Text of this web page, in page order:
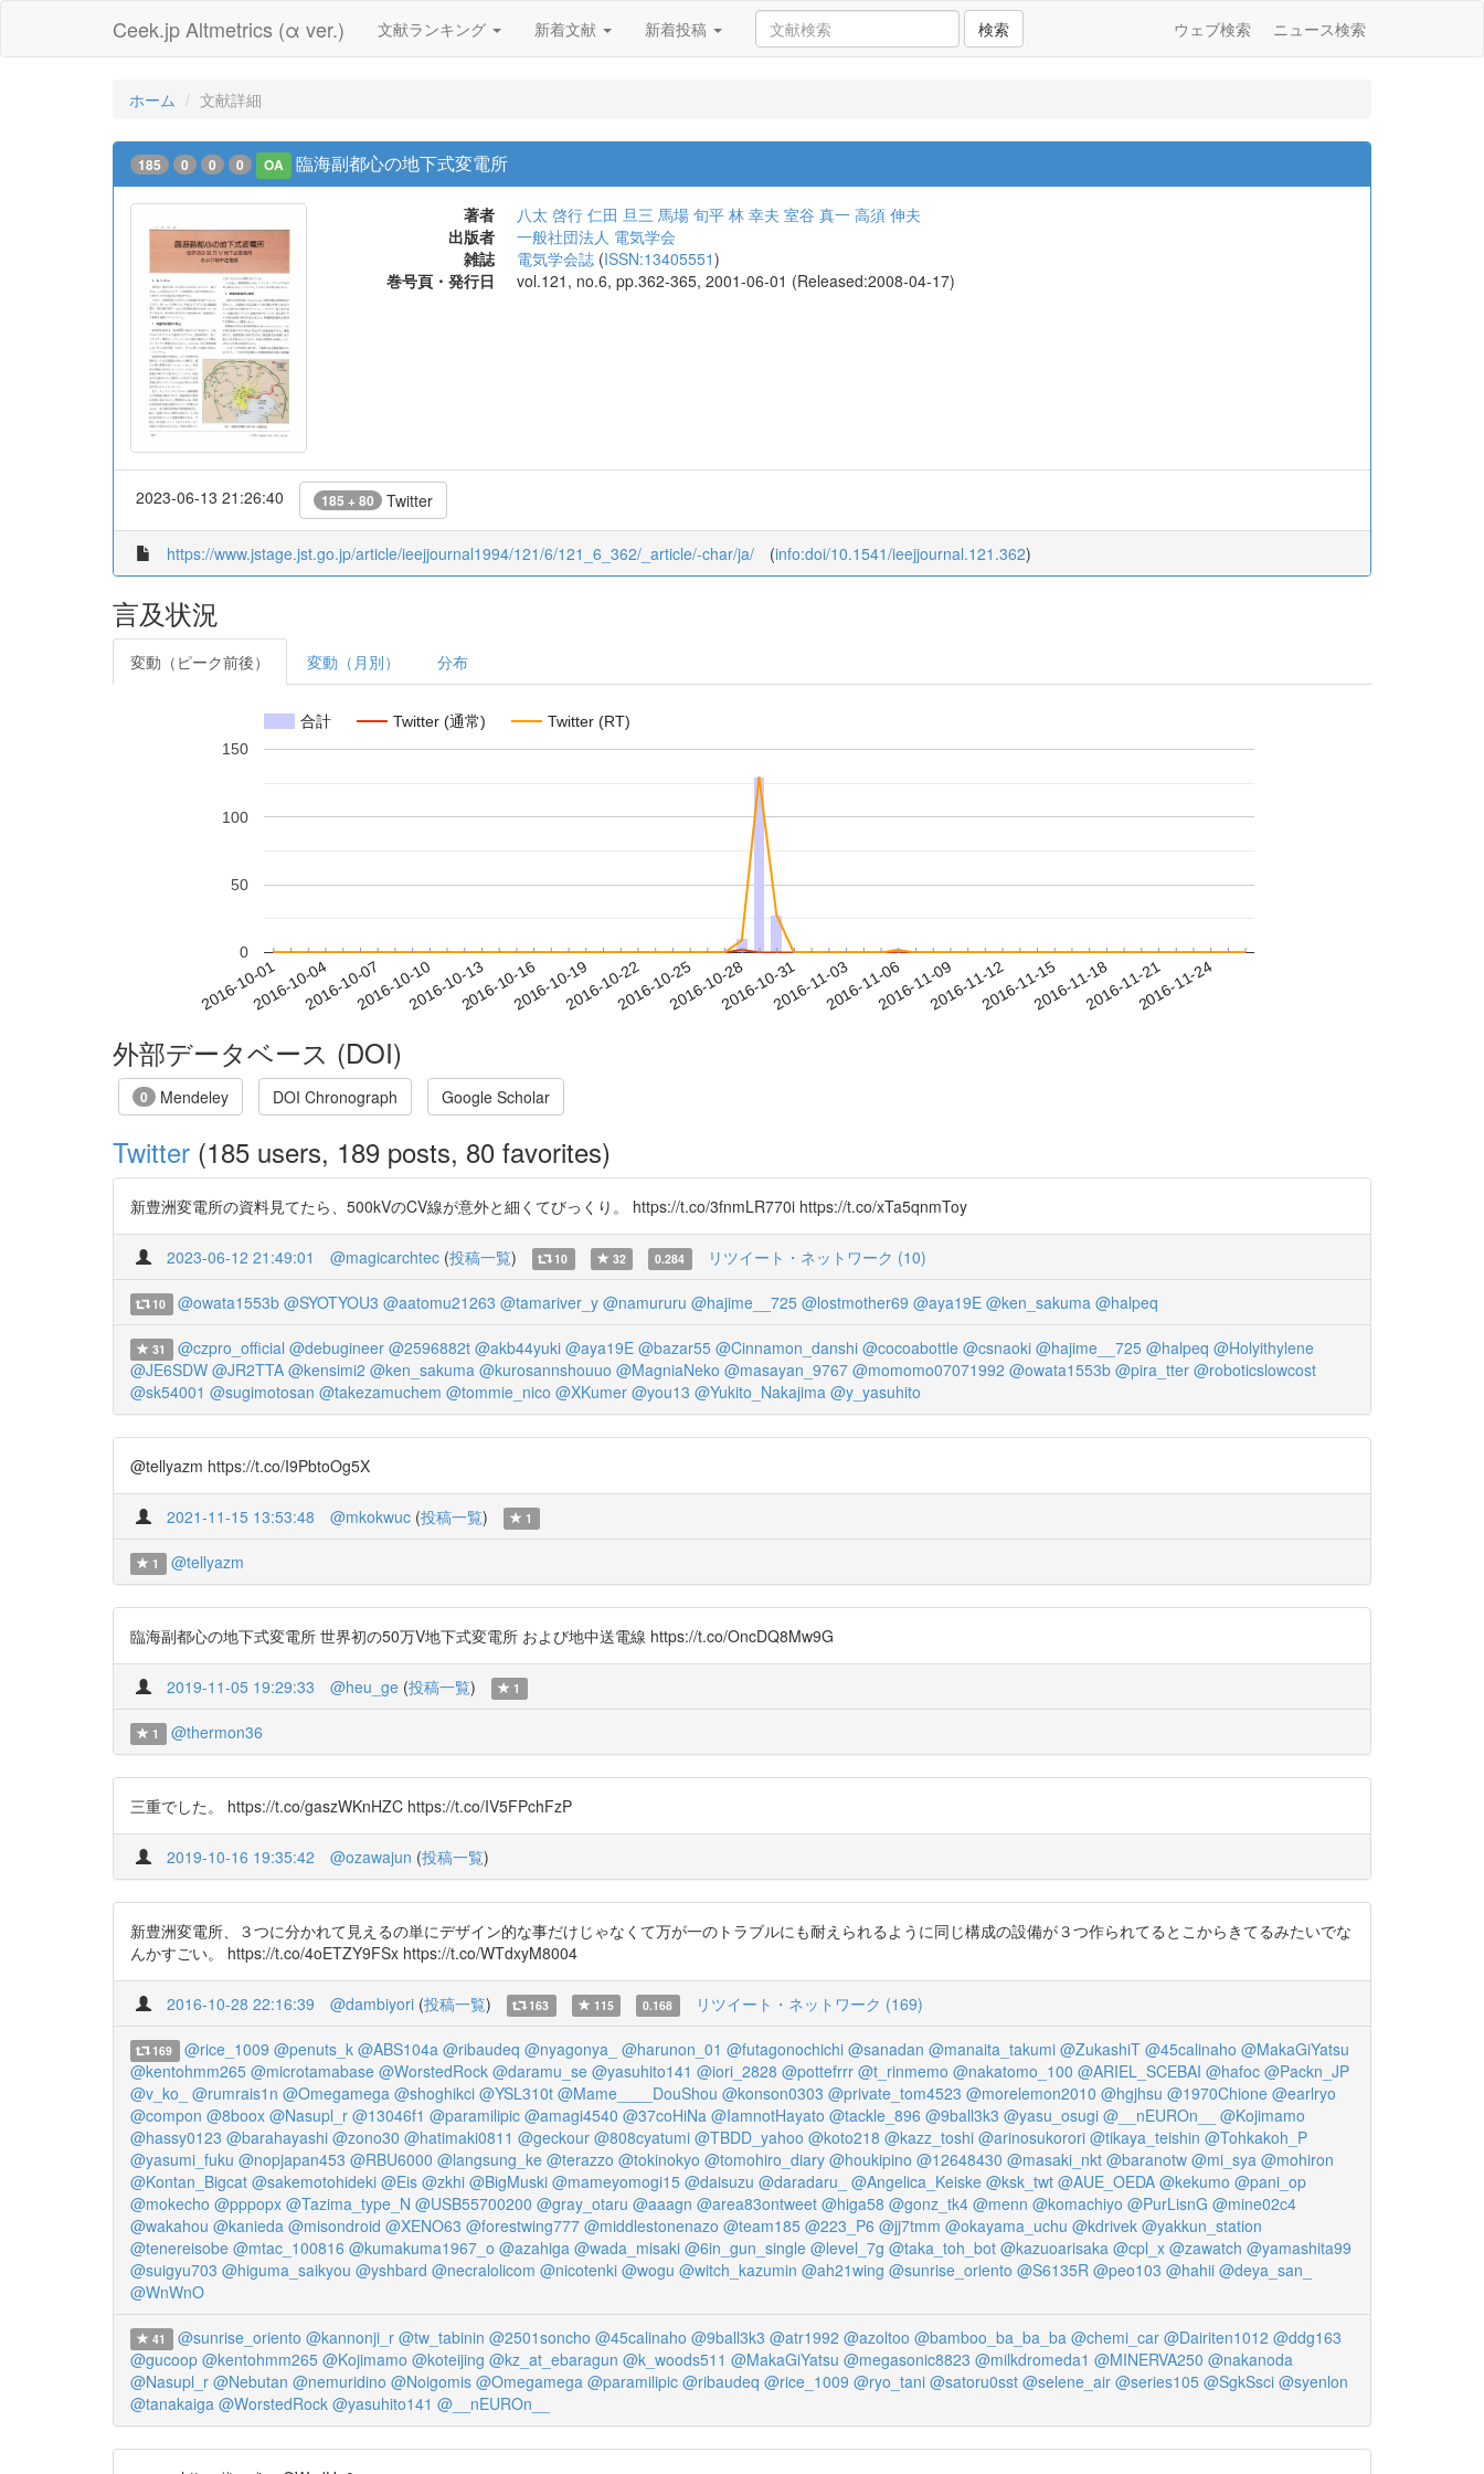
Ceek.jp Altmetrics (α ver.) 文献ランキング 新着文献 新着投稿 検索 ウェブ検索 ニュース検索
ホーム 文献詳細
185 0 0 0 OA 臨海副都心の地下式変電所
著者 八太 啓行 仁田 旦三 馬場 旬平 林 幸夫 室谷 真一 高須 伸夫
出版者
一般社団法人 電気学会
雑誌
電気学会誌 (ISSN:13405551)
巻号頁・発行日
vol.121, no.6, pp.362-365, 2001-06-01 (Released:2008-04-17)
2023-06-13 21:26:40 185 + 80 Twitter
https://www.jstage.jst.go.jp/article/ieejjournal1994/121/6/121_6_362/_article/-char/ja/ (info:doi/10.1541/ieejjournal.121.362)
言及状況
変動（ピーク前後） 変動（月別） 分布
合計 Twitter (通常) Twitter (RT)
2016-10-012016-10-042016-10-072016-10-102016-10-132016-10-162016-10-192016-10-222016-10-252016-10-282016-10-312016-11-032016-11-062016-11-092016-11-122016-11-152016-11-182016-11-212016-11-24
0
50
100
150
外部データベース (DOI)
0 Mendeley DOI Chronograph Google Scholar
Twitter (185 users, 189 posts, 80 favorites)
新豊洲変電所の資料見てたら、500kVのCV線が意外と細くてびっくり。 https://t.co/3fnmLR770i https://t.co/xTa5qnmToy
2023-06-12 21:49:01 @magicarchtec (投稿一覧) 10 32 0.284 リツイート・ネットワーク (10)
10 @owata1553b @SYOTYOU3 @aatomu21263 @tamariver_y @namururu @hajime__725 @lostmother69 @aya19E @ken_sakuma @halpeq
31 @czpro_official @debugineer @2596882t @akb44yuki @aya19E @bazar55 @Cinnamon_danshi @cocoabottle @csnaoki @hajime__725 @halpeq @Holyithylene
@JE6SDW @JR2TTA @kensimi2 @ken_sakuma @kurosannshouuo @MagniaNeko @masayan_9767 @momomo07071992 @owata1553b @pira_tter @roboticslowcost
@sk54001 @sugimotosan @takezamuchem @tommie_nico @XKumer @you13 @Yukito_Nakajima @y_yasuhito
@tellyazm https://t.co/I9PbtoOg5X
2021-11-15 13:53:48 @mkokwuc (投稿一覧) 1
1 @tellyazm
臨海副都心の地下式変電所 世界初の50万V地下式変電所 および地中送電線 https://t.co/OncDQ8Mw9G
2019-11-05 19:29:33 @heu_ge (投稿一覧) 1
1 @thermon36
三重でした。 https://t.co/gaszWKnHZC https://t.co/IV5FPchFzP
2019-10-16 19:35:42 @ozawajun (投稿一覧)
新豊洲変電所、３つに分かれて見えるの単にデザイン的な事だけじゃなくて万が一のトラブルにも耐えられるように同じ構成の設備が３つ作られてるとこからきてるみたいでな
んかすごい。 https://t.co/4oETZY9FSx https://t.co/WTdxyM8004
2016-10-28 22:16:39 @dambiyori (投稿一覧) 163 115 0.168 リツイート・ネットワーク (169)
169 @rice_1009 @penuts_k @ABS104a @ribaudeq @nyagonya_ @harunon_01 @futagonochichi @sanadan @manaita_takumi @ZukashiT @45calinaho @MakaGiYatsu
@kentohmm265 @microtamabase @WorstedRock @daramu_se @yasuhito141 @iori_2828 @pottefrrr @t_rinmemo @nakatomo_100 @ARIEL_SCEBAI @hafoc @Packn_JP
@v_ko_
@rumrais1n @Omegamega @shoghikci @YSL310t @Mame____DouShou @konson0303 @private_tom4523 @morelemon2010 @hgjhsu @1970Chione @earlryo
@compon @8boox @Nasupl_r @13046f1 @paramilipic @amagi4540 @37coHiNa @IamnotHayato @tackle_896 @9ball3k3 @yasu_osugi @__nEUROn__
@Kojimamo
@hassy0123 @barahayashi @zono30 @hatimaki0811 @geckour @808cyatumi @TBDD_yahoo @koto218 @kazz_toshi @arinosukorori @tikaya_teishin @Tohkakoh_P
@yasumi_fuku @nopjapan453 @RBU6000 @langsung_ke @terazzo @tokinokyo @tomohiro_diary @houkipino @12648430 @masaki_nkt @baranotw @mi_sya @mohiron
@Kontan_Bigcat @sakemotohideki @Eis @zkhi @BigMuski @mameyomogi15 @daisuzu @daradaru_ @Angelica_Keiske @ksk_twt @AUE_OEDA @kekumo @pani_op
@mokecho @pppopx @Tazima_type_N @USB55700200 @gray_otaru @aaagn @area83ontweet @higa58 @gonz_tk4 @menn @komachiyo @PurLisnG @mine02c4
@wakahou @kanieda @misondroid @XENO63 @forestwing777 @middlestonenazo @team185 @223_P6 @jj7tmm @okayama_uchu @kdrivek @yakkun_station
@tenereisobe @mtac_100816 @kumakuma1967_o @azahiga @wada_misaki @6in_gun_single @level_7g @taka_toh_bot @kazuoarisaka @cpl_x @zawatch @yamashita99
@suigyu703 @higuma_saikyou @yshbard @necralolicom @nicotenki @wogu @witch_kazumin @ah21wing @sunrise_oriento @S6135R @peo103 @hahii @deya_san_
@WnWnO
41 @sunrise_oriento @kannonji_r @tw_tabinin @2501soncho @45calinaho @9ball3k3 @atr1992 @azoltoo @bamboo_ba_ba_ba @chemi_car @Dairiten1012 @ddg163
@gucoop @kentohmm265 @Kojimamo @koteijing @kz_at_ebaragun @k_woods511 @MakaGiYatsu @megasonic8823 @milkdromeda1 @MINERVA250 @nakanoda
@Nasupl_r @Nebutan @nemuridino @Noigomis @Omegamega @paramilipic @ribaudeq @rice_1009 @ryo_tani @satoru0sst @selene_air @series105 @SgkSsci @syenlon
@tanakaiga @WorstedRock @yasuhito141 @__nEUROn__